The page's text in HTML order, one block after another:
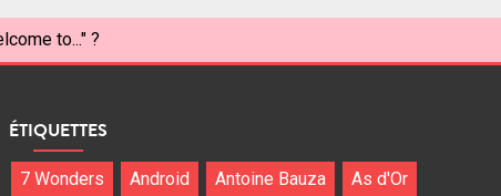
to..." ?
ÉTIQUETTES
7 Wonders Android Antoine Bauza
As d'Or